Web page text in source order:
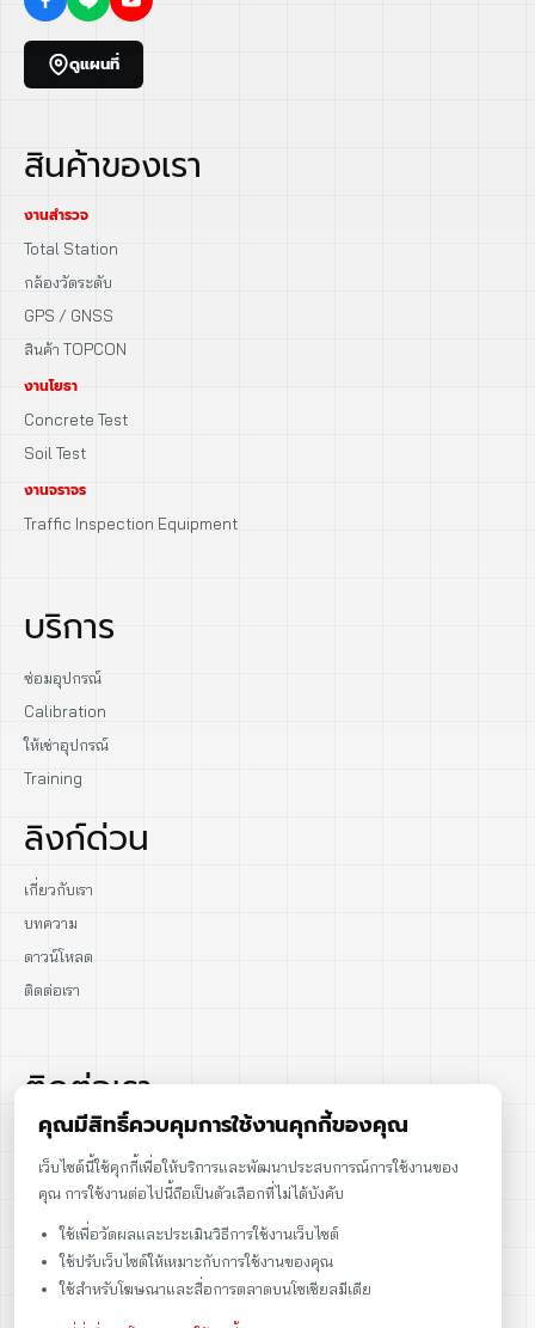
ดูแผนที่
สินค้าของเรา
งานสำรวจ
Total Station
กล้องวัดระดับ
GPS / GNSS
สินค้า TOPCON
งานโยธา
Concrete Test
Soil Test
งานจราจร
Traffic Inspection Equipment
บริการ
ซ่อมอุปกรณ์
Calibration
ให้เช่าอุปกรณ์
Training
ลิงก์ด่วน
เกี่ยวกับเรา
บทความ
ดาวน์โหลด
ติดต่อเรา
ติดต่อเรา
086-086-2000
sales@cst.co.th
คุณมีสิทธิ์ควบคุมการใช้งานคุกกี้ของคุณ
เว็บไซต์นี้ใช้คุกกี้เพื่อให้บริการและพัฒนาประสบการณ์การใช้งานของ
คุณ การใช้งานต่อไปนี้ถือเป็นตัวเลือกที่ไม่ได้บังคับ
ใช้เพื่อวัดผลและประเมินวิธีการใช้งานเว็บไซต์
ใช้ปรับเว็บไซต์ให้เหมาะกับการใช้งานของคุณ
ใช้สำหรับโฆษณาและสื่อการตลาดบนโซเชียลมีเดีย